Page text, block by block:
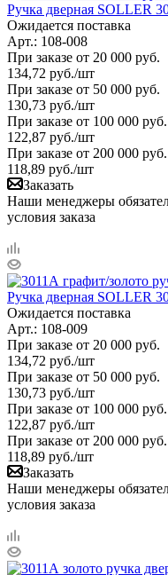
Ручка дверная SOLLER
Ожидается поставка
Арт.: 108-008
При заказе от 20 000 руб.
134,72 руб./шт
При заказе от 50 000 руб.
130,73 руб./шт
При заказе от 100 000 руб.
122,87 руб./шт
При заказе от 200 000 руб.
118,89 руб./шт
Заказать
Наши менеджеры
условия заказа
Ручка дверная SOLLER
Ожидается поставка
Арт.: 108-009
При заказе от 20 000 руб.
134,72 руб./шт
При заказе от 50 000 руб.
130,73 руб./шт
При заказе от 100 000 руб.
122,87 руб./шт
При заказе от 200 000 руб.
118,89 руб./шт
Заказать
Наши менеджеры
условия заказа